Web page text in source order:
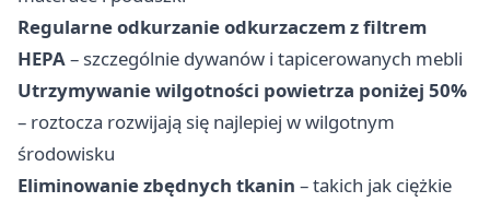
Regularne odkurzanie odkurzaczem z filtrem
HEPA– szczególnie dywanów i tapicerowanych mebli
Utrzymywanie wilgotności powietrza poniżej 50%
– roztocza rozwijają się najlepiej w wilgotnym
środowisku
Eliminowanie zbędnych tkanin – takich jak ciężkie